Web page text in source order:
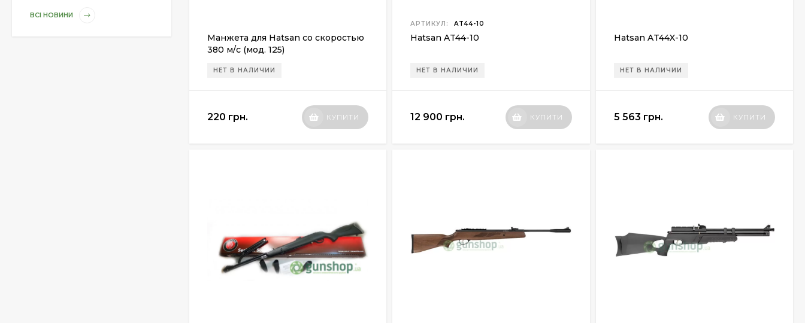
Манжета для Hatsan со скоростью
380 м/с (мод. 125)
НЕТ В НАЛИЧИИ
220 грн. КУПИТИ
АРТИКУЛ: AT44-10
Hatsan AT44-10
НЕТ В НАЛИЧИИ
12 900 грн. КУПИТИ
Hatsan AT44X-10
НЕТ В НАЛИЧИИ
5 563 грн. КУПИТИ
Магазин для Beretta
ВСІ НОВИНИ